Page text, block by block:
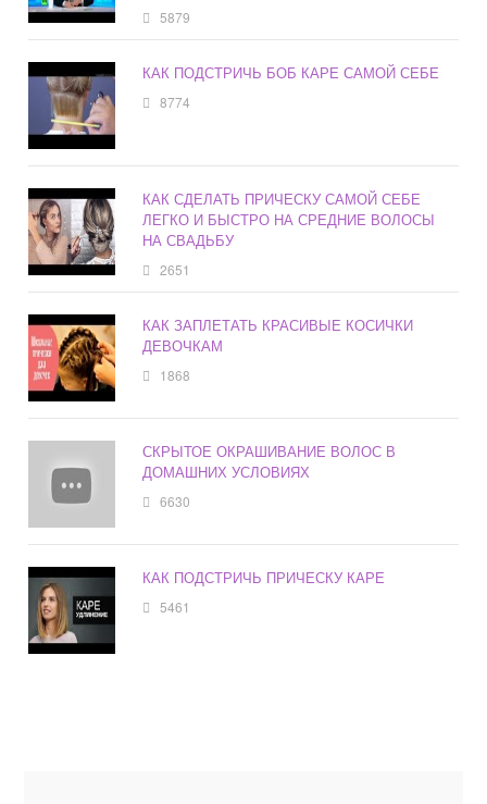
5879
КАК ПОДСТРИЧЬ БОБ КАРЕ САМОЙ СЕБЕ
8774
КАК СДЕЛАТЬ ПРИЧЕСКУ САМОЙ СЕБЕ
ЛЕГКО И БЫСТРО НА СРЕДНИЕ ВОЛОСЫ
НА СВАДЬБУ
2651
КАК ЗАПЛЕТАТЬ КРАСИВЫЕ КОСИЧКИ
ДЕВОЧКАМ
1868
СКРЫТОЕ ОКРАШИВАНИЕ ВОЛОС В
ДОМАШНИХ УСЛОВИЯХ
6630
КАК ПОДСТРИЧЬ ПРИЧЕСКУ КАРЕ
5461